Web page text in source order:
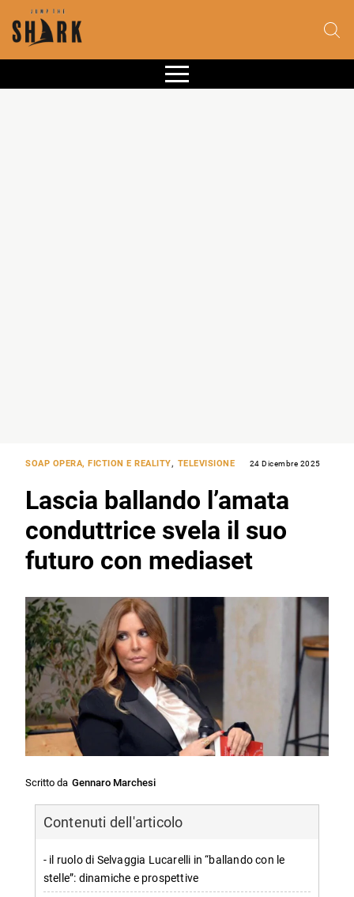
SOAP OPERA, FICTION E REALITY, TELEVISIONE 24 Dicembre 2025
Lascia ballando l’amata
conduttrice svela il suo
futuro con mediaset
Scritto da Gennaro Marchesi
Contenuti dell'articolo
- il ruolo di Selvaggia Lucarelli in “ballando con le
stelle”: dinamiche e prospettive